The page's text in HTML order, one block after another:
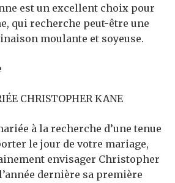
est un excellent choix pour
qui recherche peut-être une
moulante et soyeuse.
CHRISTOPHER KANE
à la recherche d’une tenue
le jour de votre mariage,
envisager Christopher
dernière sa première